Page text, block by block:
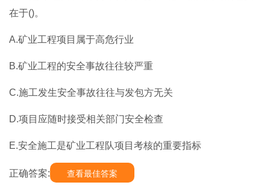
在于()。
A.矿业工程项目属于高危行业
B.矿业工程的安全事故往往较严重
C.施工发生安全事故往往与发包方无关
D.项目应随时接受相关部门安全检查
E.安全施工是矿业工程队项目考核的重要指标
正确答案: 查看最佳答案